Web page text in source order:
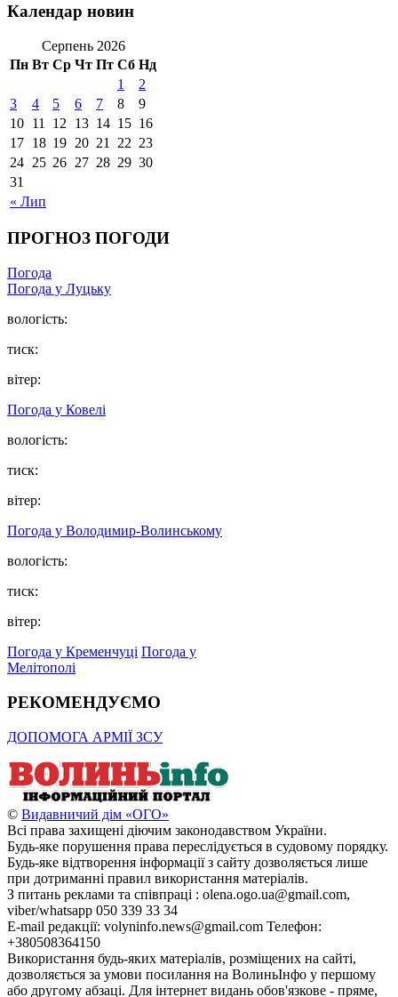
Календар новин
Серпень 2026
Пн Вт Ср Чт Пт Сб Нд
« Лип
1
2
3
4 5 6 7 8
9
10 11 12 13 14 15 16
17 18 19 20 21 22 23
24 25 26 27 28 29 30
31
ПРОГНОЗ ПОГОДИ
Погода
Погода у Луцьку
вологість:
тиск:
вітер:
Погода у Ковелі
вологість:
тиск:
вітер:
Погода у Володимир-Волинському
вологість:
тиск:
вітер:
Погода у Кременчуці Погода у
Мелітополі
РЕКОМЕНДУЄМО
ДОПОМОГА АРМІЇ ЗСУ
© Видавничий дім «ОГО»
Всі права захищені діючим законодавством України.
Будь-яке порушення права переслідується в судовому порядку.
Будь-яке відтворення інформації з сайту дозволяється лише
при дотриманні правил використання матеріалів.
З питань реклами та співпраці : olena.ogo.ua@gmail.com,
viber/whatsapp 050 339 33 34
E-mail редакції: volyninfo.news@gmail.com Телефон:
+380508364150
Використання будь-яких матеріалів, розміщених на сайті,
дозволяється за умови посилання на ВолиньІнфо у першому
або другому абзаці. Для інтернет видань обов'язкове - пряме,